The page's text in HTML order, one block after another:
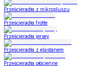
Prześcieradła z mikropluszu
Prześcieradła frotte
Prześcieradła jersey
Prześcieradła z elastanem
Prześcieradła płócienne